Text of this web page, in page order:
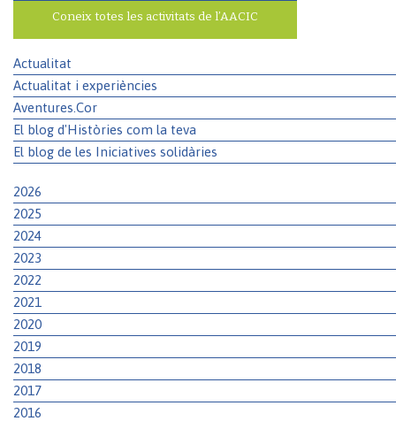
Coneix totes les activitats de l’AACIC
Actualitat
Actualitat i experiències
Aventures.Cor
El blog d'Històries com la teva
El blog de les Iniciatives solidàries
2026
2025
2024
2023
2022
2021
2020
2019
2018
2017
2016